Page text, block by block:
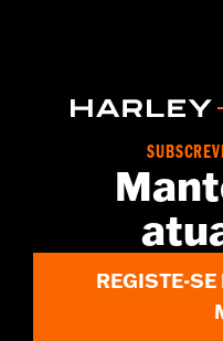
ABS and 1 non ABS)
1 year limited
d.com/warranty for full details
REGISTE-SE